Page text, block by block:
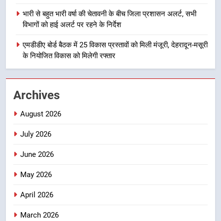
मुख्यमंत्री धामी बोले- युवाओं को रोजगार
देना सरकार की सर्वोच्च प्राथमिकता, आने
वाले महीनों में हजारों पदों पर की जाएगी
भर्ती
उत्तराखण्ड
2
दिल्ली-देहरादून आर्थिक कॉरिडोर से जुड़ी
3
4
भारी से बहुत भारी वर्षा की चेतावनी के बीच जिला प्रशासन अलर्ट, सभी
विभागों को हाई अलर्ट पर रहने के निर्देश
एमडीडीए बोर्ड बैठक में 25 विकास प्रस्तावों को मिली मंजूरी, देहरादून-मसूरी
के नियोजित विकास को मिलेगी रफ्तार
Archives
August 2026
July 2026
June 2026
May 2026
April 2026
March 2026